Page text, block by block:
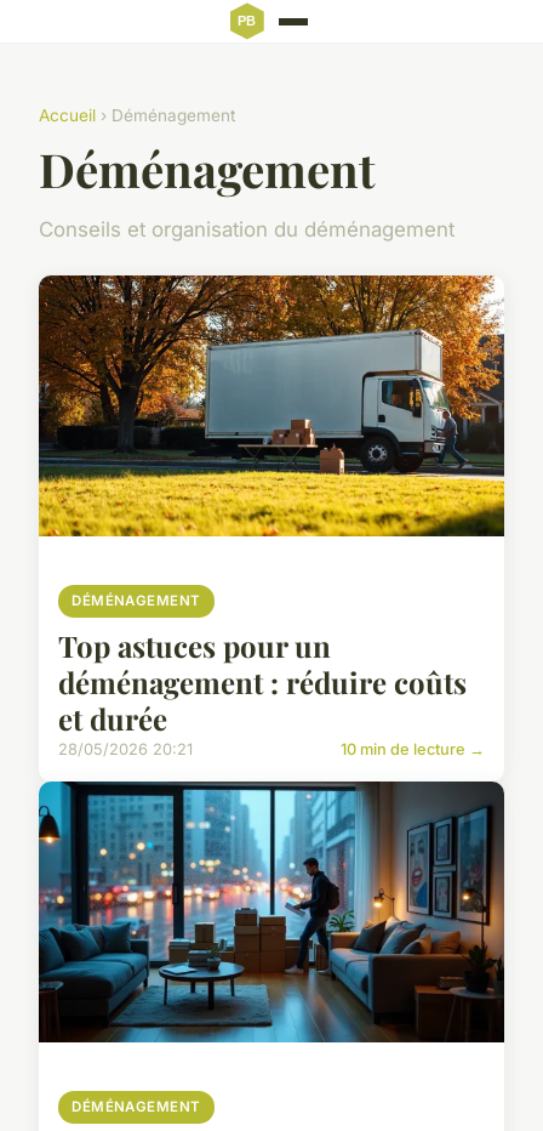
Accueil › Déménagement
Déménagement
Conseils et organisation du déménagement
DÉMÉNAGEMENT
Top astuces pour un
déménagement : réduire coûts
et durée
28/05/2026 20:21 10 min de lecture →
DÉMÉNAGEMENT